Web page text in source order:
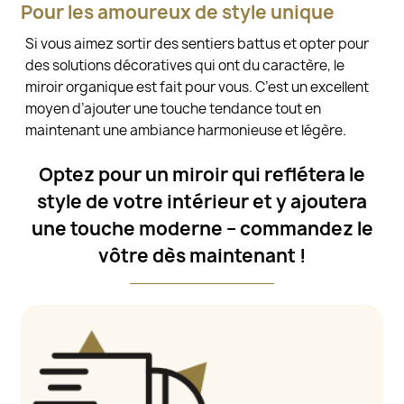
Pour les amoureux de style unique
Si vous aimez sortir des sentiers battus et opter pour
des solutions décoratives qui ont du caractère, le
miroir organique est fait pour vous. C’est un excellent
moyen d’ajouter une touche tendance tout en
maintenant une ambiance harmonieuse et légère.
Optez pour un miroir qui reflétera le
style de votre intérieur et y ajoutera
une touche moderne – commandez le
vôtre dès maintenant !